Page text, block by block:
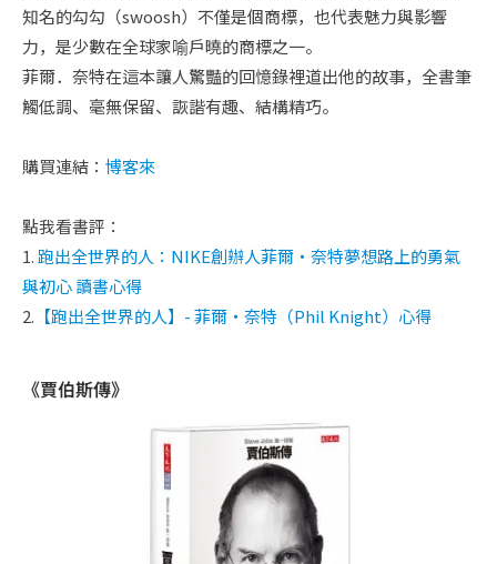
知名的勾勾（swoosh）不僅是個商標，也代表魅力與影響
力，是少數在全球家喻戶曉的商標之一。
菲爾．奈特在這本讓人驚豔的回憶錄裡道出他的故事，全書筆
觸低調、毫無保留、詼諧有趣、結構精巧。
購買連結： 博客來
點我看書評：
1.跑出全世界的人：NIKE創辦人菲爾・奈特夢想路上的勇氣
與初心 讀書心得
2. 【跑出全世界的人】- 菲爾・奈特（Phil Knight）心得
《賈伯斯傳》